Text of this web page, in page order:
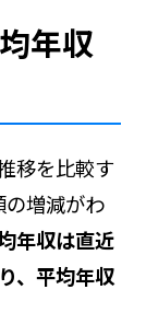
年収
移を比較す
の増減がわ
年収は直近
、平均年収